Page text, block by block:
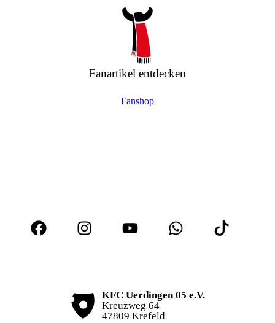
Fanartikel entdecken
Fanshop
KFC Uerdingen 05 e.V.
Kreuzweg 64
47809 Krefeld